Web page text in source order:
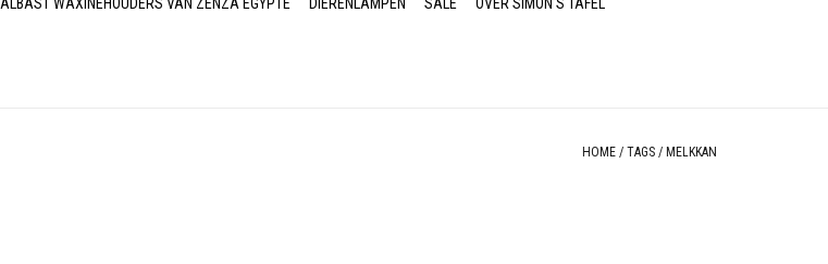
HOME / TAGS / MELKKAN